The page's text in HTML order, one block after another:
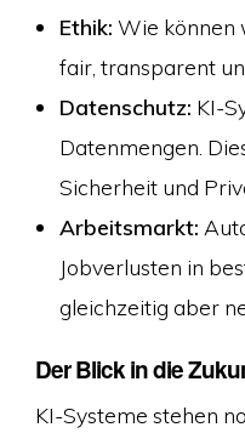
Ethik: Wie können
fair, transparent
Datenschutz: KI-
Datenmengen.
Sicherheit und
Arbeitsmarkt:
Jobverlusten in
gleichzeitig aber
Der Blick in die
KI-Systeme stehen